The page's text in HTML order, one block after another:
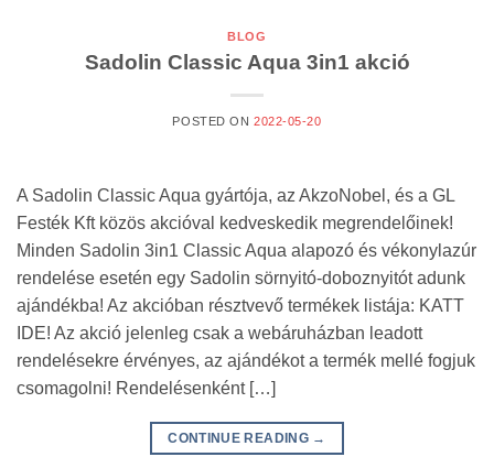
BLOG
Sadolin Classic Aqua 3in1 akció
POSTED ON 2022-05-20
A Sadolin Classic Aqua gyártója, az AkzoNobel, és a GL
Festék Kft közös akcióval kedveskedik megrendelőinek!
Minden Sadolin 3in1 Classic Aqua alapozó és vékonylazúr
rendelése esetén egy Sadolin sörnyitó-doboznyitót adunk
ajándékba! Az akcióban résztvevő termékek listája: KATT
IDE! Az akció jelenleg csak a webáruházban leadott
rendelésekre érvényes, az ajándékot a termék mellé fogjuk
csomagolni! Rendelésenként […]
CONTINUE READING →